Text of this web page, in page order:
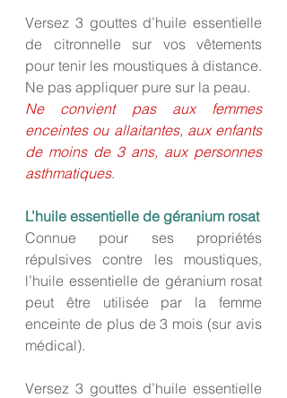
Versez 3 gouttes d’huile essentielle
de citronnelle sur vos vêtements
pour tenir les moustiques à distance.
Ne pas appliquer pure sur la peau.
Ne convient pas aux femmes
enceintes ou allaitantes, aux enfants
de moins de 3 ans, aux personnes
asthmatiques.
L’huile essentielle de géranium rosat
Connue pour ses propriétés
répulsives contre les moustiques,
l’huile essentielle de géranium rosat
peut être utilisée par la femme
enceinte de plus de 3 mois (sur avis
médical).
Versez 3 gouttes d’huile essentielle